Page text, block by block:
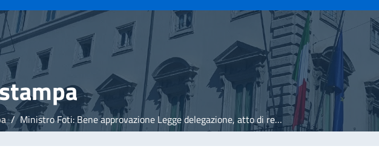
Ministro Foti: Bene approvazione Legge delegazione, atto di responsabilità politica